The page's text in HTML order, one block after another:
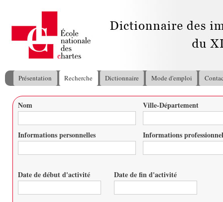
Menu principal
Présentation Recherche Dictionnaire Mode d'emploi
Vous êtes ici
Nom Ville-Département
Informations personnelles Informations
Date de début d'activité Date de fin d'activité